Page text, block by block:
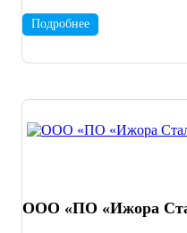
производим детали на
обеспечение, создаем
промышленности,
строительной и
Подробнее
ООО «ПО «Ижора